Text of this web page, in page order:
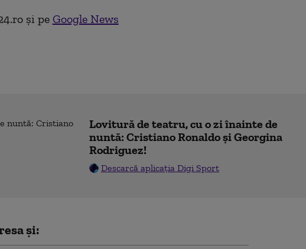
și pe Google News
Lovitură de teatru, cu o zi înainte de
nuntă: Cristiano Ronaldo și Georgina
Rodriguez!
Descarcă aplicația Digi Sport
și: